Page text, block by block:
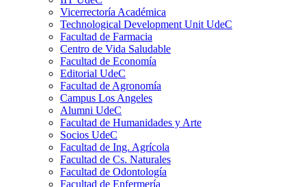
Vicerrectoría Académica
Technological Development Unit UdeC
Facultad de Farmacia
Centro de Vida Saludable
Facultad de Economía
Editorial UdeC
Facultad de Agronomía
Campus Los Angeles
Alumni UdeC
Facultad de Humanidades y Arte
Socios UdeC
Facultad de Ing. Agrícola
Facultad de Cs. Naturales
Facultad de Odontología
Facultad de Enfermería